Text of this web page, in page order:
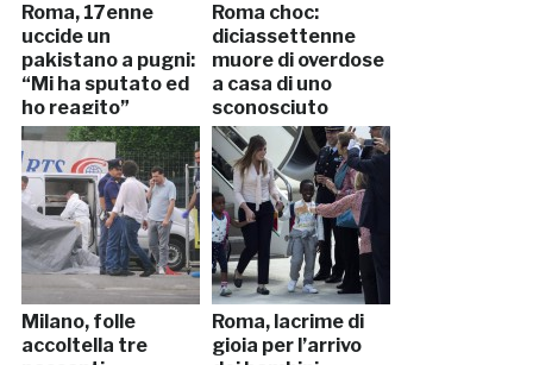
Roma, 17enne
uccide un
pakistano a pugni:
“Mi ha sputato ed
ho reagito”
Roma choc:
diciassettenne
muore di overdose
a casa di uno
sconosciuto
Milano, folle
accoltella tre
Roma, lacrime di
gioia per l’arrivo